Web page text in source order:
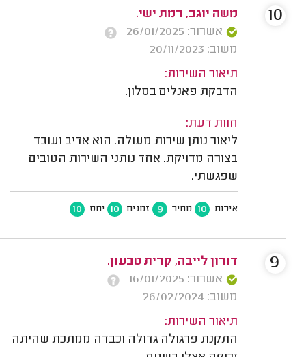
משה יוגב, רמת ישי.
אשרור: 26/01/2025
משוב: 20/11/2023
תיאור השירות:
הדבקת פאנלים בסלון.
חוות דעת:
ליאור נותן שירות מעולה. הוא אדיב ועובד
בצורה מדויקת. אחד נותני השירות הטובים
שפגשתי.
איכות 10 מחיר 9 זמנים 10 יחס 10
10
דורון לייבה, קרית טבעון.
אשרור: 16/01/2025
משוב: 26/02/2024
תיאור השירות:
התקנת פרגולה גדולה וכבדה ממתכת שהיתה
9